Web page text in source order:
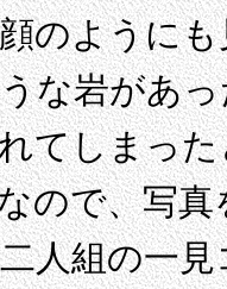
のように
な岩があ
てしまっ
ので、写
人組の一